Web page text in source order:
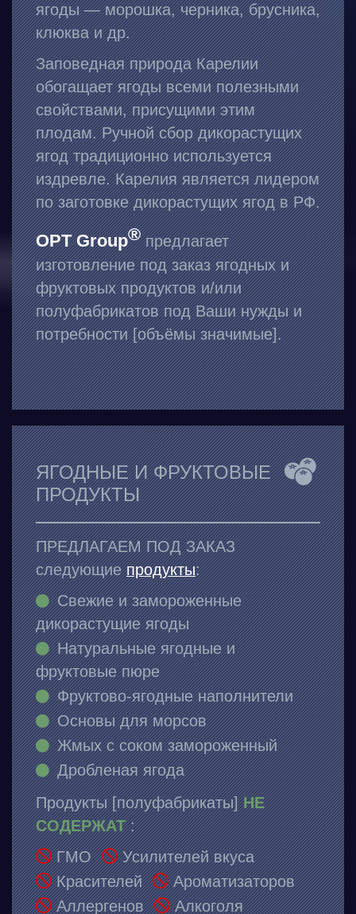
ягоды — морошка, черника, брусника,
клюква и др.
Заповедная природа Карелии
обогащает ягоды всеми полезными
свойствами, присущими этим
плодам. Ручной сбор дикорастущих
ягод традиционно используется
издревле. Карелия является лидером
по заготовке дикорастущих ягод в РФ.
OPT Group®предлагает
изготовление под заказ ягодных и
фруктовых продуктов и/или
полуфабрикатов под Ваши нужды и
потребности [объёмы значимые].
ЯГОДНЫЕ И ФРУКТОВЫЕ
ПРОДУКТЫ
ПРЕДЛАГАЕМ ПОД ЗАКАЗ
следующиепродукты:
Свежие и замороженные
дикорастущие ягоды
Натуральные ягодные и
фруктовые пюре
Фруктово-ягодные наполнители
Основы для морсов
Жмых с соком замороженный
Дробленая ягода
Продукты [полуфабрикаты]НЕ
СОДЕРЖАТ:
ГМО
Усилителей вкуса
Красителей
Ароматизаторов
Аллергенов
Алкоголя